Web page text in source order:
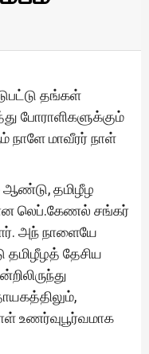
தங்கள்
போராளிகளுக்கும்
நாளே மாவீரர் நாள்
ஆண்டு, தமிழீழ
லெப்.கேணல் சங்கர்
அந் நாளையே
தேசிய
உணர்வுபூர்வமாக